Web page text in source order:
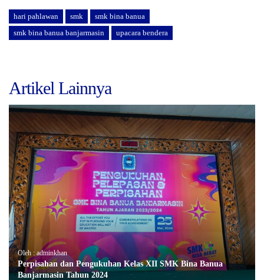
hari pahlawan smk
smk bina banua
smk bina banua banjarmasin
upacara bendera
Artikel Lainnya
Oleh : adminkhan
Perpisahan dan Pengukuhan Kelas XII SMK Bina Banua
Banjarmasin Tahun 2024